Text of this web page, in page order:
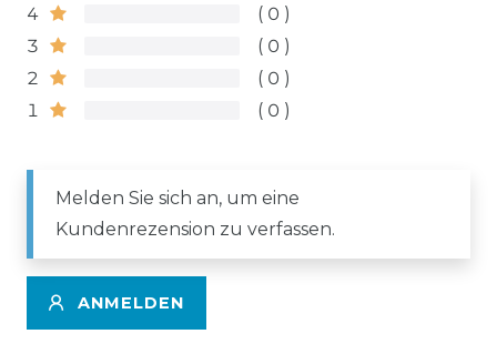
4
0
3
0
2
0
1
0
Melden Sie sich an, um eine
Kundenrezension zu verfassen.
ANMELDEN